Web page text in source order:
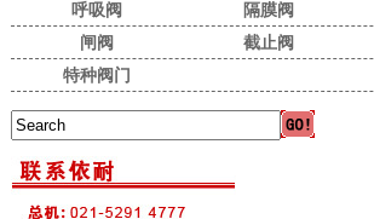
呼吸阀
隔膜阀
闸阀
截止阀
特种阀门